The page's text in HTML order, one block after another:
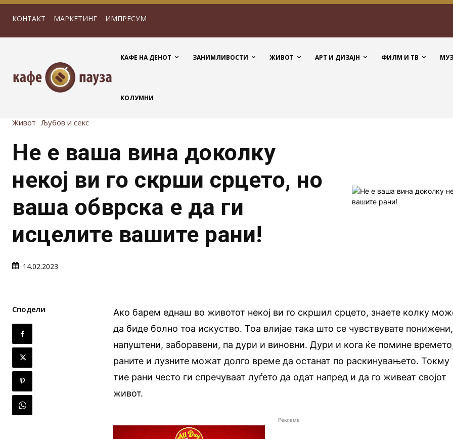
КОНТАКТ МАРКЕТИНГ ИМПРЕСУМ
КАФЕ НА ДЕНОТ ЗАНИМЛИВОСТИ ЖИВОТ АРТ И ДИЗАЈН ФИЛМ И ТВ
КОЛУМНИ
Живот Љубов и секс
Не е ваша вина доколку
некој ви го скрши срцето, но
ваша обврска е да ги
исцелите вашите рани!
14.02.2023
Сподели
Ако барем еднаш во животот некој ви го скршил срцето, знаете колку
да биде болно тоа искуство. Тоа влијае така што се чувствувате понижени,
напуштени, заборавени, па дури и виновни. Дури и кога ќе помине
раните и лузните можат долго време да останат по раскинувањето. Токму
тие рани често ги спречуваат луѓето да одат напред и да го живеат својот
живот.
Реклама